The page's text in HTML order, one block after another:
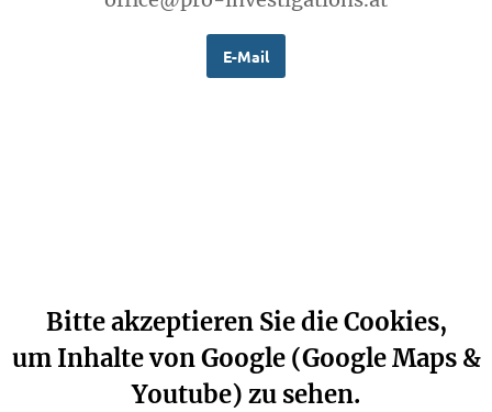
E-Mail
Bitte akzeptieren Sie die Cookies,
um Inhalte von Google (Google Maps &
Youtube) zu sehen.